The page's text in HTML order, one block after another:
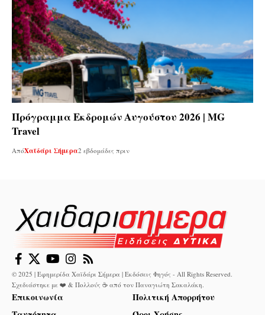
Πρόγραμμα Εκδρομών Αυγούστου 2026 | MG
Travel
ΑπόΧαϊδάρι Σήμερα2 εβδομάδες πριν
© 2025 | Εφημερίδα Χαϊδάρι Σήμερα | Εκδόσεις Φηγός - All Rights Reserved.
Σχεδιάστηκε με ❤️ & Πολλούς ☕ από τον Παναγιώτη Σακαλάκη
Επικοινωνία
Πολιτική Απορρήτου